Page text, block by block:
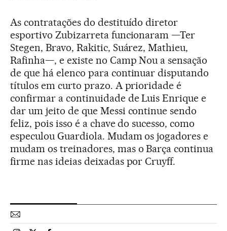
As contratações do destituído diretor
esportivo Zubizarreta funcionaram —Ter
Stegen, Bravo, Rakitic, Suárez, Mathieu,
Rafinha—, e existe no Camp Nou a sensação
de que há elenco para continuar disputando
títulos em curto prazo. A prioridade é
confirmar a continuidade de Luis Enrique e
dar um jeito de que Messi continue sendo
feliz, pois isso é a chave do sucesso, como
especulou Guardiola. Mudam os jogadores e
mudam os treinadores, mas o Barça continua
firme nas ideias deixadas por Cruyff.